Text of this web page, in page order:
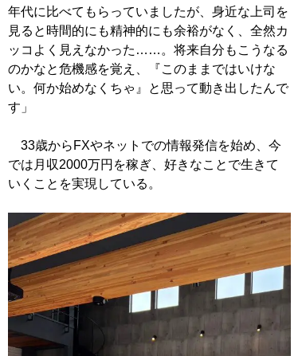
年代に比べてもらっていましたが、身近な上司を
見ると時間的にも精神的にも余裕がなく、全然カ
ッコよく見えなかった……。将来自分もこうなる
のかなと危機感を覚え、『このままではいけな
い。何か始めなくちゃ』と思って動き出したんで
す」
33歳からFXやネットでの情報発信を始め、今
では月収2000万円を稼ぎ、好きなことで生きて
いくことを実現している。